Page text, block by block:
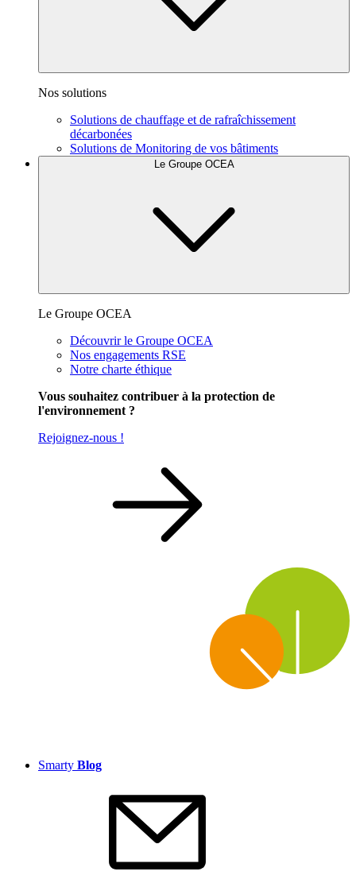
Nos solutions
Solutions de chauffage et de rafraîchissement
décarbonées
Solutions de Monitoring de vos bâtiments
Le Groupe OCEA
Le Groupe OCEA
Découvrir le Groupe OCEA
Nos engagements RSE
Notre charte éthique
Vous souhaitez contribuer à la protection de
l'environnement ?
Rejoignez-nous !
Smarty Blog